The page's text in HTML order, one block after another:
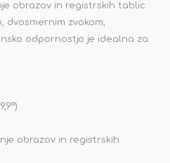
obrazov in registrskih tablic.
dvosmernim zvokom,
odpornostjo je idealna za
obrazov in registrskih